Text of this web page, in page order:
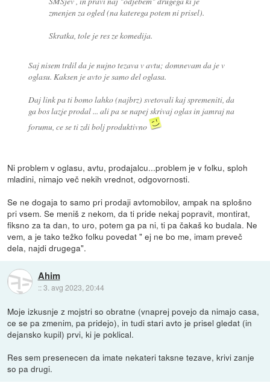
zmenjen za ogled (na katerega potem ni prisel).
Skratka, tole je res ze komedija.
Saj nisem trdil da je nujno tezava v avtu; domnevam da je v
oglasu. Kaksen je avto je samo del oglasa.
Daj link pa ti bomo lahko (najbrz) svetovali kaj spremeniti, da
ga bos lazje prodal ... ali pa se napej skrivaj oglas in jamraj na
forumu, ce se ti zdi bolj produktivno
Ni problem v oglasu, avtu, prodajalcu...problem je v folku, sploh
mladini, nimajo več nekih vrednot, odgovornosti.
Se ne dogaja to samo pri prodaji avtomobilov, ampak na splošno
pri vsem. Se meniš z nekom, da ti pride nekaj popravit, montirat,
fiksno za ta dan, to uro, potem ga pa ni, ti pa čakaš ko budala. Ne
vem, a je tako težko folku povedat " ej ne bo me, imam preveč
dela, najdi drugega".
Ahim
::3. avg 2023, 20:44
Moje izkusnje z mojstri so obratne (vnaprej povejo da nimajo casa,
ce se pa zmenim, pa pridejo), in tudi stari avto je prisel gledat (in
dejansko kupil) prvi, ki je poklical.
Res sem presenecen da imate nekateri taksne tezave, krivi zanje
so pa drugi.